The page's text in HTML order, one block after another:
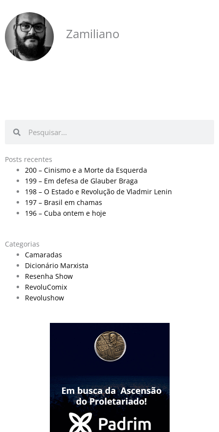
Zamiliano
Posts recentes
200 – Cinismo e a Morte da Esquerda
199 – Em defesa de Glauber Braga
198 – O Estado e Revolução de Vladmir Lenin
197 – Brasil em chamas
196 – Cuba ontem e hoje
Categorias
Camaradas
Dicionário Marxista
Resenha Show
RevoluComix
Revolushow